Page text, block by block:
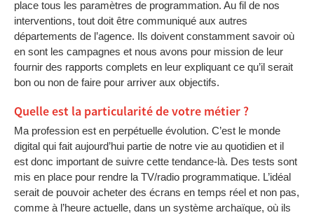
place tous les paramètres de programmation. Au fil de nos
interventions, tout doit être communiqué aux autres
départements de l’agence. Ils doivent constamment savoir où
en sont les campagnes et nous avons pour mission de leur
fournir des rapports complets en leur expliquant ce qu’il serait
bon ou non de faire pour arriver aux objectifs.
Quelle est la particularité de votre métier ?
Ma profession est en perpétuelle évolution. C’est le monde
digital qui fait aujourd’hui partie de notre vie au quotidien et il
est donc important de suivre cette tendance-là. Des tests sont
mis en place pour rendre la TV/radio programmatique. L’idéal
serait de pouvoir acheter des écrans en temps réel et non pas,
comme à l’heure actuelle, dans un système archaïque, où ils